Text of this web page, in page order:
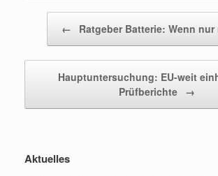
← Ratgeber Batterie: Wenn
Hauptuntersuchung: EU-weit
Prüfberichte →
Aktuelles